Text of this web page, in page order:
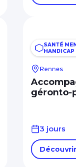
SANTÉ
HANDICAP
Rennes
géronto-
3 jours